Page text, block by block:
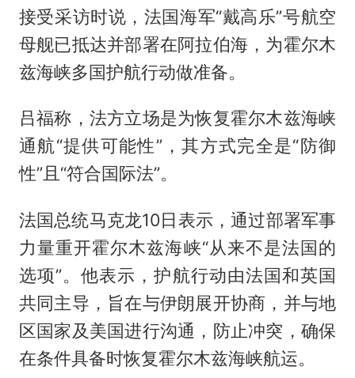
接受采访时说，法国海军“戴高乐”号航空
母舰已抵达并部署在阿拉伯海，为霍尔木
兹海峡多国护航行动做准备。
吕福称，法方立场是为恢复霍尔木兹海峡
通航“提供可能性”，其方式完全是“防御
性”且“符合国际法”。
法国总统马克龙10日表示，通过部署军事
力量重开霍尔木兹海峡“从来不是法国的
选项”。他表示，护航行动由法国和英国
共同主导，旨在与伊朗展开协商，并与地
区国家及美国进行沟通，防止冲突，确保
在条件具备时恢复霍尔木兹海峡航运。